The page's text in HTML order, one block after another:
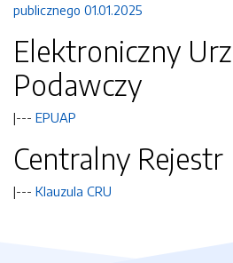
publicznego 01.01.2025
Elektroniczny
Podawczy
|--- EPUAP
Centralny
|--- Klauzula CRU